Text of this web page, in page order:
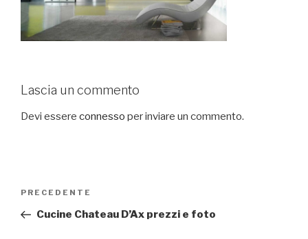
Lascia un commento
Devi essere connesso per inviare un commento.
Navigazione
Articolo
precedente:
PRECEDENTE
Cucine Chateau D’Ax prezzi e foto